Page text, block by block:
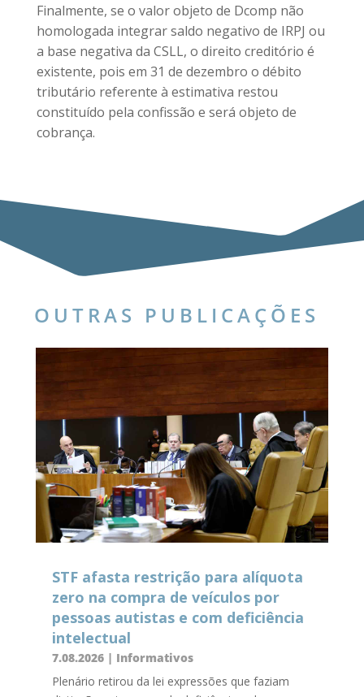
Finalmente, se o valor objeto de Dcomp não
homologada integrar saldo negativo de IRPJ ou
a base negativa da CSLL, o direito creditório é
existente, pois em 31 de dezembro o débito
tributário referente à estimativa restou
constituído pela confissão e será objeto de
cobrança.
OUTRAS PUBLICAÇÕES
STF afasta restrição para alíquota
zero na compra de veículos por
pessoas autistas e com deficiência
intelectual
7.08.2026| Informativos
Plenário retirou da lei expressões que faziam